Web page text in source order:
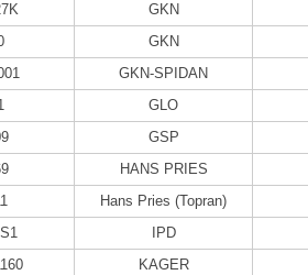
GKN
GKN
GKN-SPIDAN
GLO
GSP
HANS PRIES
Hans Pries (Topran)
IPD
KAGER